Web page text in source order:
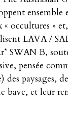
ensemble
occultures »
LAVA /
SWAN B,
pensée
des paysages,
bave, et leur